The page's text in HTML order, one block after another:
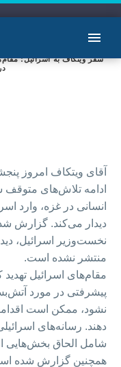
ادامه تلاش‌های
انسانی در غزه، وارد
دیدار می‌کند. گزارش
نخست‌وزیر اسرائیل،
منتشر نشده است.
مقام‌های اسرائیل تهدید
پیشرفتی در مورد
نشود، ممکن است
دهند. رسانه‌های
شامل الحاق بخش‌هایی
همچنین گزارش شده